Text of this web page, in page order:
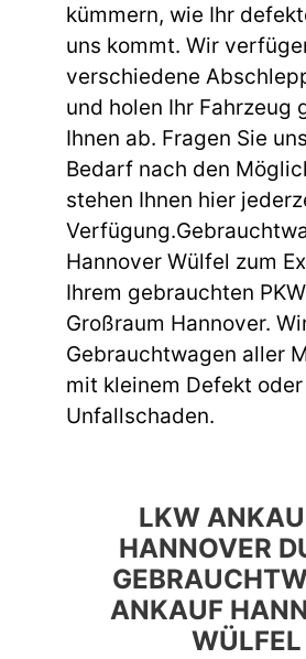
kümmern, wie Ihr
uns kommt. Wir
verschiedene
und holen Ihr Fahrzeug
Ihnen ab. Fragen Sie
Bedarf nach den
stehen Ihnen hier
Hannover Wülfel zum
Ihrem gebrauchten
Großraum Hannover.
Gebrauchtwagen aller
mit kleinem Defekt oder
Unfallschaden.
LKW
HANNOVER
ANKAUF
WÜLFEL